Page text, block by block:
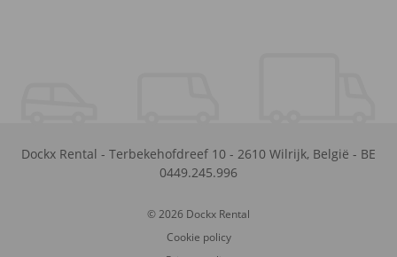
Dockx Rental - Terbekehofdreef 10 - 2610 Wilrijk, België - BE
0449.245.996
© 2026 Dockx Rental
Cookie policy